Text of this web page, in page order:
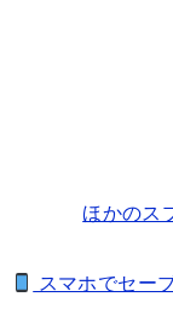
ほかのス
スマホでセー